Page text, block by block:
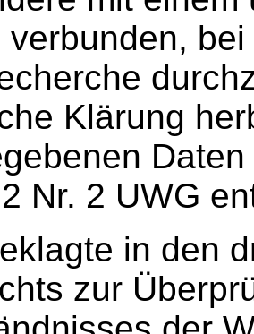
verbunden,
Klärung
Nr. 2 UWG
in den
zur